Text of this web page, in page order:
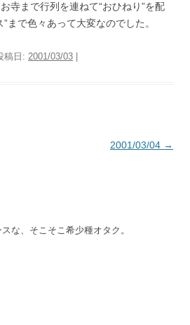
寺まで行列を連ねて“おひねり”を配
まで色々あって大変なのでした。
稿日: 2001/03/03
2001/03/04 →
な、そこそこ希少種オタク。